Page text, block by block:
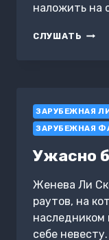
наложить на
СЛУШАТЬ МОЙ
ЗАРУБЕЖНАЯ
ЗАРУБЕЖНАЯ
Ужасно
Женева Ли
раутов, на
наследником
себе